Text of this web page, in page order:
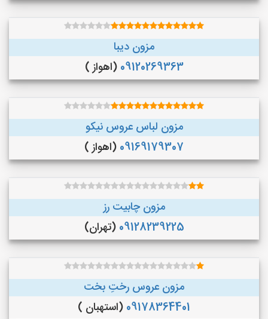
مزون دیبا
09120269363 (اهواز )
مزون لباس عروس نیکو
09169179307 (اهواز )
مزون چابیت رز
09128239225 (تهران)
مزون عروس رختِ بخت
09178364401 (استهبان )